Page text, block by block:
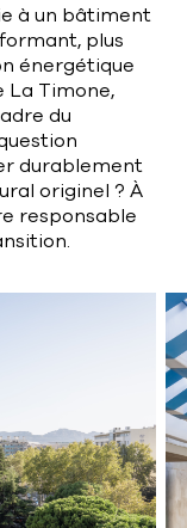
à un bâtiment
plus
énergétique
La Timone,
du
durablement
originel ? À
responsable
et